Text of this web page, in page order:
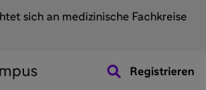
sich an medizinische Fachkreise
Registrieren